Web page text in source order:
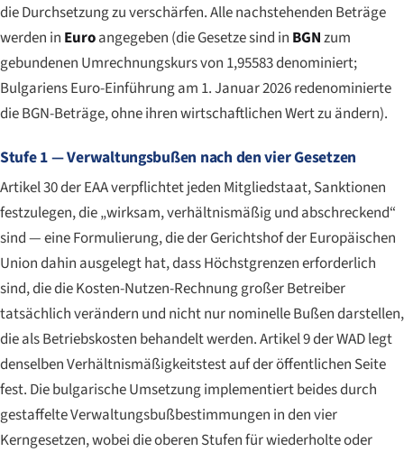
die Durchsetzung zu verschärfen. Alle nachstehenden Beträge
werden in Euroangegeben (die Gesetze sind in BGNzum
gebundenen Umrechnungskurs von 1,95583 denominiert;
Bulgariens Euro-Einführung am 1. Januar 2026 redenominierte
die BGN-Beträge, ohne ihren wirtschaftlichen Wert zu ändern).
Stufe 1 — Verwaltungsbußen nach den vier Gesetzen
Artikel 30 der EAA verpflichtet jeden Mitgliedstaat, Sanktionen
festzulegen, die „wirksam, verhältnismäßig und abschreckend“
sind — eine Formulierung, die der Gerichtshof der Europäischen
Union dahin ausgelegt hat, dass Höchstgrenzen erforderlich
sind, die die Kosten-Nutzen-Rechnung großer Betreiber
tatsächlich verändern und nicht nur nominelle Bußen darstellen,
die als Betriebskosten behandelt werden. Artikel 9 der WAD legt
denselben Verhältnismäßigkeitstest auf der öffentlichen Seite
fest. Die bulgarische Umsetzung implementiert beides durch
gestaffelte Verwaltungsbußbestimmungen in den vier
Kerngesetzen, wobei die oberen Stufen für wiederholte oder